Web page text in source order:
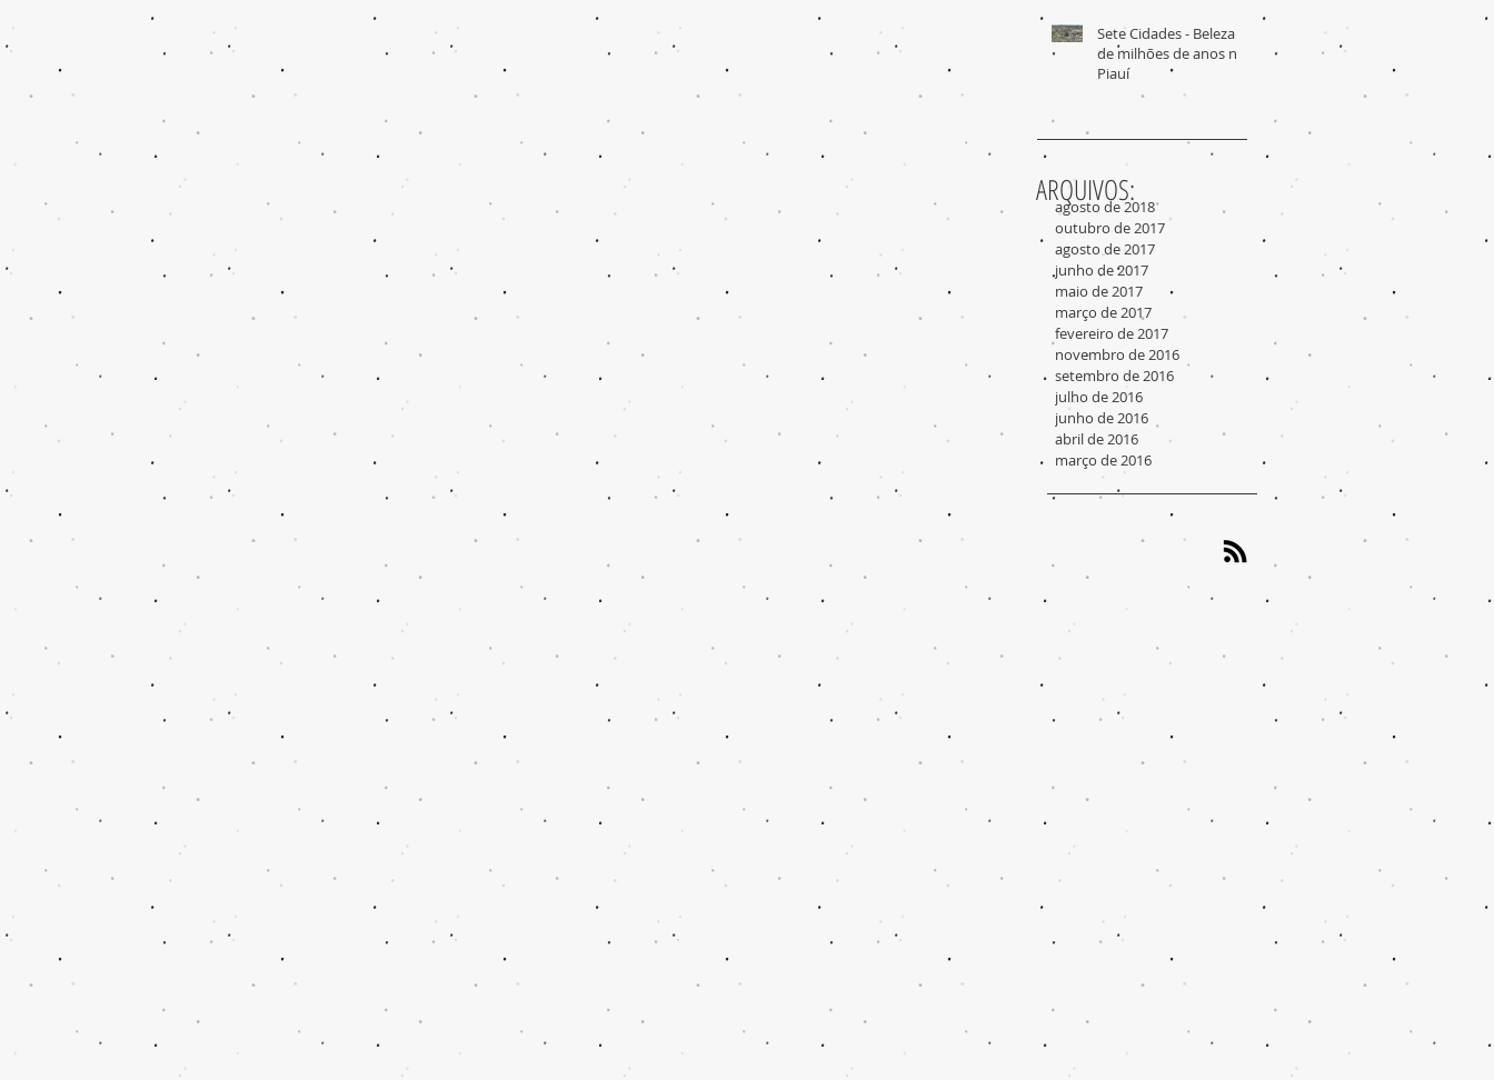
Sete Cidades - Beleza
de milhões de anos no
Piauí
agosto de 2018
outubro de 2017
agosto de 2017
junho de 2017
maio de 2017
março de 2017
fevereiro de 2017
novembro de 2016
setembro de 2016
julho de 2016
junho de 2016
abril de 2016
março de 2016
ARQUIVOS: